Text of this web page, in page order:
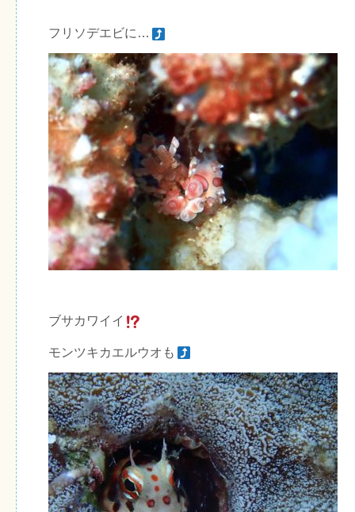
フリソデエビに…
ブサカワイイ
モンツキカエルウオも